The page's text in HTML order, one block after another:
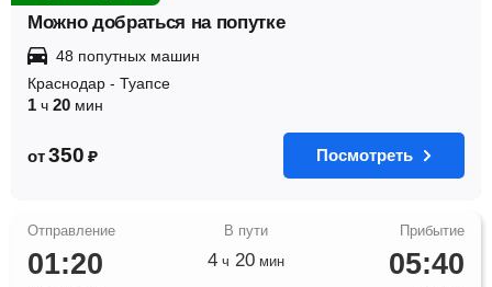
Можно добраться на попутке
48 попутных машин
Краснодар - Туапсе
1 ч 20 мин
от 350 ₽ Посмотреть
01:20 05:40
4 ч 20 мин